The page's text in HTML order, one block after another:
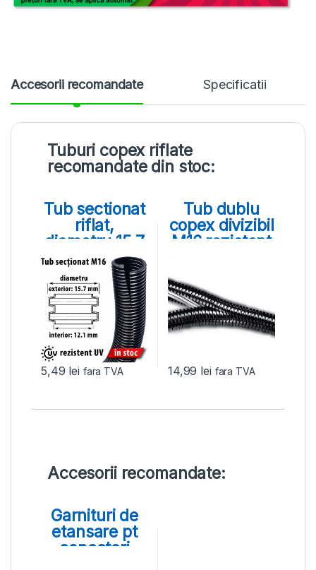
Accesorii recomandate Specificatii
Tuburi copex riflate
recomandate din stoc:
Tub sectionat
riflat,
diametru 15,7
mm, rezistent
UV, M16
5,49 lei fara TVA
Tub dublu
copex divizibil
M16 rezistent
polipropilena
14,99 lei fara TVA
Accesorii recomandate:
Garnituri de
etansare pt
conectori